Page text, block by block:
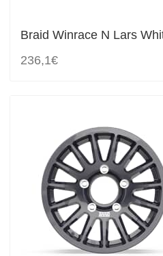
Braid Winrace N Lars
236,1€